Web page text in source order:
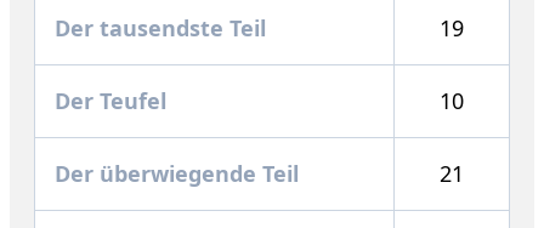
Der tausendste Teil 19
Der Teufel 10
Der überwiegende Teil 21